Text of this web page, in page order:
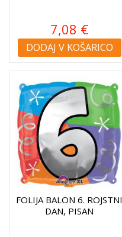
7,08 €
DODAJ V KOŠARICO
FOLIJA BALON 6. ROJSTNI
DAN, PISAN